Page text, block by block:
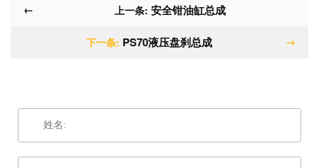
← 上一条: 安全钳油缸总成
下一条: PS70液压盘刹总成 →